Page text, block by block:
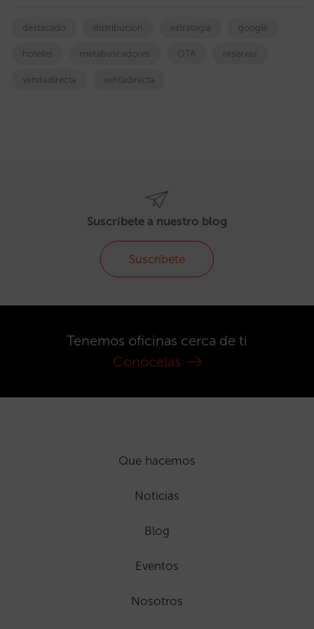
destacado distribucion estrategia google
hoteles metabuscadores OTA reservas
vendadirecta ventadirecta
Suscríbete a nuestro blog
Suscríbete
Tenemos oficinas cerca de ti
Conócelas
Que hacemos
Noticias
Blog
Eventos
Nosotros